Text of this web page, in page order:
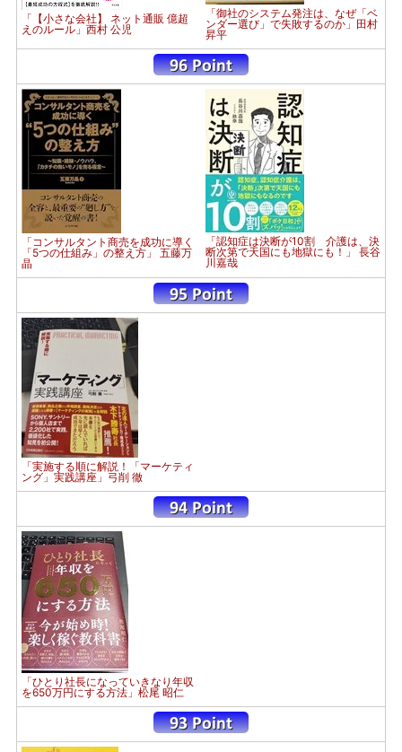
「【小さな会社】 ネット通販 億超
えのルール」西村 公児
「御社のシステム発注は、なぜ「ベ
ンダー選び」で失敗するのか」田村
昇平
「コンサルタント商売を成功に導く
「5つの仕組み」の整え方」 五藤万
晶
「認知症は決断が10割 介護は、決
断次第で天国にも地獄にも！」 長谷
川嘉哉
「実施する順に解説！「マーケティ
ング」実践講座」弓削 徹
「ひとり社長になっていきなり年収
を650万円にする方法」松尾 昭仁